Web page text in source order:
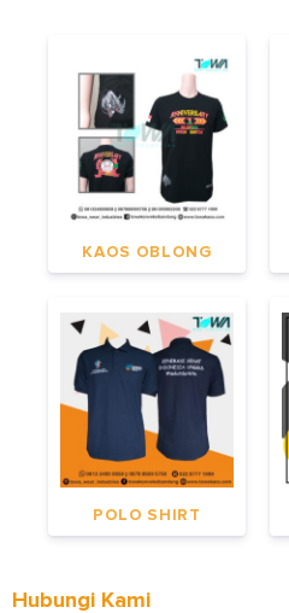
KAOS OBLONG
POLO SHIRT
Hubungi Kami